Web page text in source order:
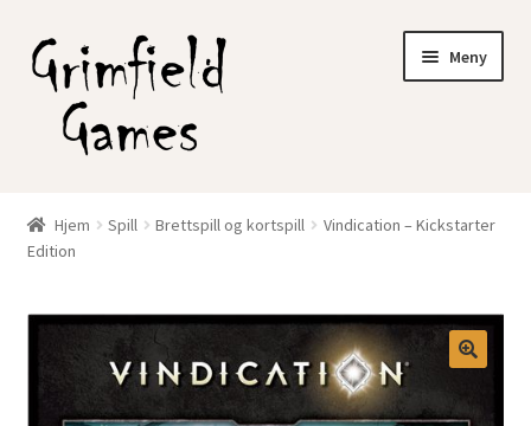
Hopp
til
navigasjon
Hopp
til
innhold
Meny
Nettbutikk
Min konto
Hjem Spill Brettspill og kortspill
Vindication – Kickstarter
Edition